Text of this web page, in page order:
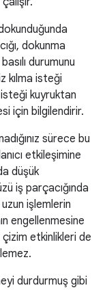
dokunma
durumunu
kılma isteği
isteği kuyruktan
için bilgilendirir.
sürece bu
etkileşimine
düşük
iş parçacığında
işlemlerin
engellenmesine
çizim etkinlikleri de
durdurmuş gibi